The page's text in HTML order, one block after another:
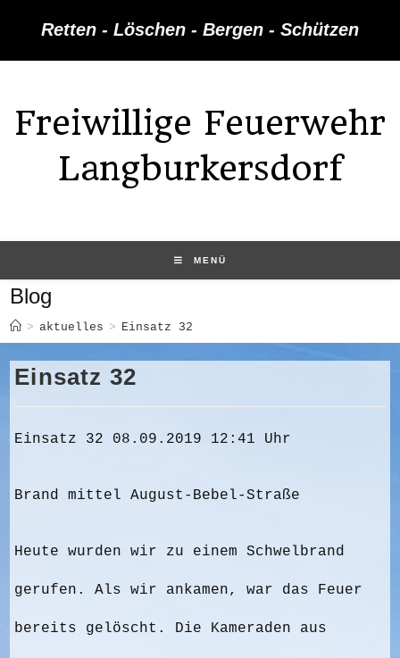
Retten - Löschen - Bergen - Schützen
Freiwillige Feuerwehr
Langburkersdorf
MENÜ
Blog
> aktuelles > Einsatz 32
Einsatz 32
Einsatz 32 08.09.2019 12:41 Uhr
Brand mittel August-Bebel-Straße
Heute wurden wir zu einem Schwelbrand
gerufen. Als wir ankamen, war das Feuer
bereits gelöscht. Die Kameraden aus